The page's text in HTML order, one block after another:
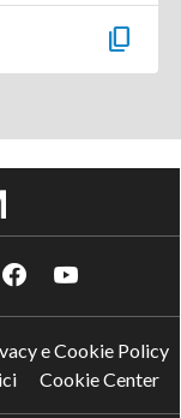
content_copy
e Cookie Policy
Cookie Center